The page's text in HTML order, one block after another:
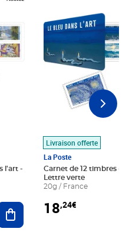
l'art -
Ajouter au panier
Livraison offerte
La Poste
Carnet de 12 timbres - Le
Lettre verte
20g / France
18,24€